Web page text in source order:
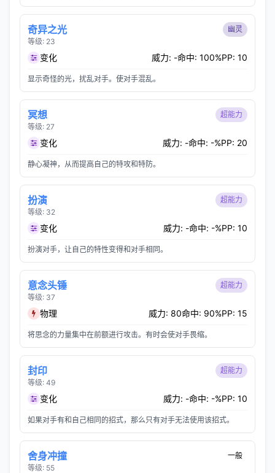
奇异之光
等级: 23
幽灵
变化 威力: -命中: 100%PP: 10
显示奇怪的光，扰乱对手。使对手混乱。
冥想
等级: 27
超能力
变化 威力: -命中: -%PP: 20
静心凝神，从而提高自己的特攻和特防。
扮演
等级: 32
超能力
变化 威力: -命中: -%PP: 10
扮演对手，让自己的特性变得和对手相同。
意念头锤
等级: 37
超能力
物理 威力: 80命中: 90%PP: 15
将思念的力量集中在前额进行攻击。有时会使对手畏缩。
封印
等级: 49
超能力
变化 威力: -命中: -%PP: 10
如果对手有和自己相同的招式，那么只有对手无法使用该招式。
舍身冲撞
等级: 55
一般